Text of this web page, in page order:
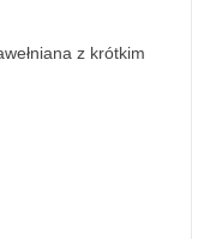
z krótkim